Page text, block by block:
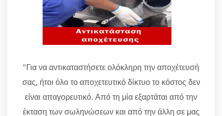
"Για να αντικαταστήσετε ολόκληρη την αποχέτευσή
σας, ήτοι όλο το αποχετευτικό δίκτυο το κόστος δεν
είναι απαγορευτικό. Από τη μία εξαρτάται από την
έκταση των σωληνώσεων και από την άλλη σε μας